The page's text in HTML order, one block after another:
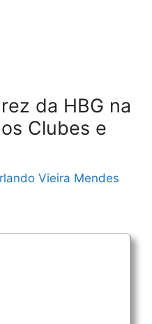
da HBG na
Clubes e
Vieira Mendes